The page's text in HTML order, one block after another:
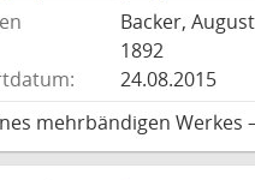
Backer,
1892
24.08.2015
mehrbändigen Werkes